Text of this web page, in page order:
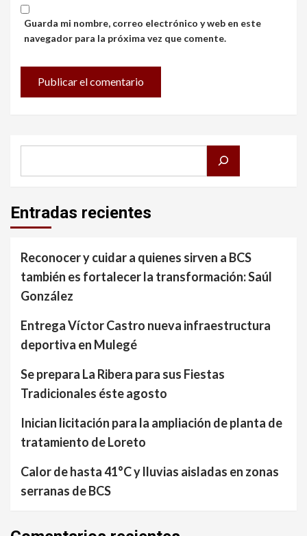
Guarda mi nombre, correo electrónico y web en este
navegador para la próxima vez que comente.
Entradas recientes
Reconocer y cuidar a quienes sirven a BCS
también es fortalecer la transformación: Saúl
González
Entrega Víctor Castro nueva infraestructura
deportiva en Mulegé
Se prepara La Ribera para sus Fiestas
Tradicionales éste agosto
Inician licitación para la ampliación de planta de
tratamiento de Loreto
Calor de hasta 41°C y lluvias aisladas en zonas
serranas de BCS